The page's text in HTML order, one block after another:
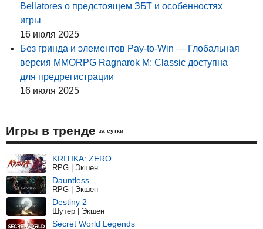
Bellatores о предстоящем ЗБТ и особенностях
игры
16 июля 2025
Без гринда и элементов Pay-to-Win — Глобальная
версия MMORPG Ragnarok M: Classic доступна
для предрегистрации
16 июля 2025
Игры в тренде за сутки
KRITIKA: ZERO
RPG | Экшен
Dauntless
RPG | Экшен
Destiny 2
Шутер | Экшен
Secret World Legends